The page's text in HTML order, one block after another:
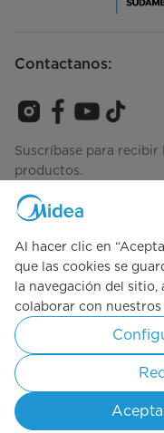
Contactanos:
Suscríbase para
productos.
Consulta cómo
Copyright © 2025 Midea,
Términos de Uso Políticas
Al hacer clic en
que las cookies se
la navegación del sitio,
colaborar con